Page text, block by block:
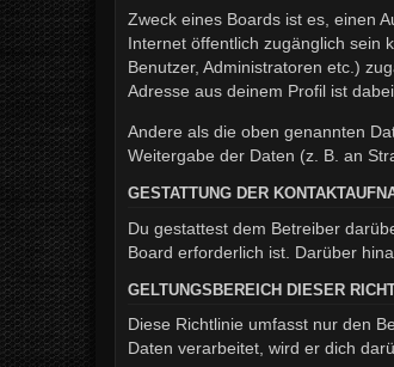
Zweck eines Boards ist es, einen
Internet öffentlich zugänglich sein
Benutzer, Administratoren etc.)
Adresse aus deinem Profil ist
Andere als die oben genannten
Weitergabe der Daten (z. B. an
GESTATTUNG DER
Du gestattest dem Betreiber
Board erforderlich ist. Darüber
GELTUNGSBEREICH DIESER
Diese Richtlinie umfasst nur den
Daten verarbeitet, wird er dich